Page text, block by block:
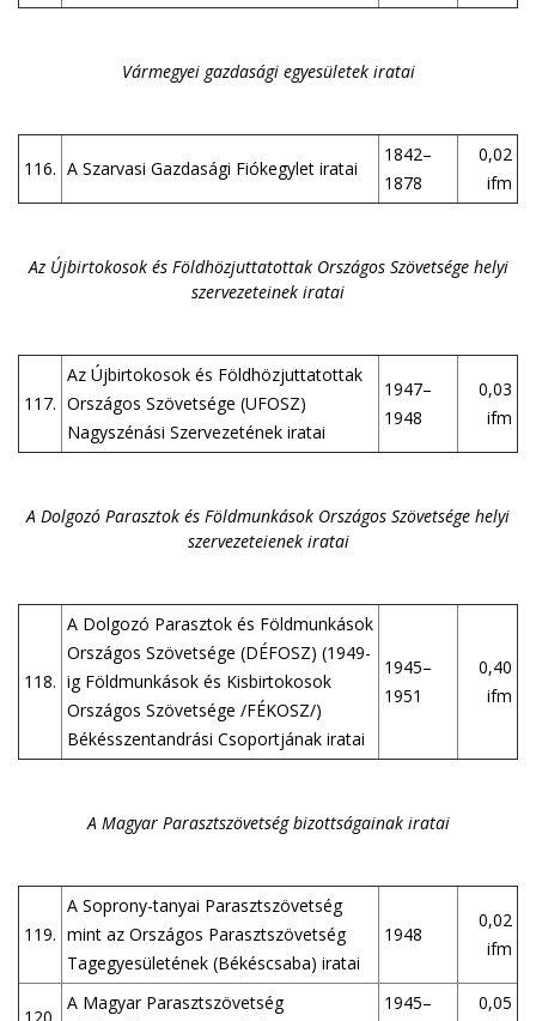
Vármegyei gazdasági egyesületek iratai
116. A Szarvasi Gazdasági Fiókegylet iratai
1842–
1878
0,02
ifm
Az Újbirtokosok és Földhözjuttatottak Országos Szövetsége helyi
szervezeteinek iratai
117.
Az Újbirtokosok és Földhözjuttatottak
Országos Szövetsége (UFOSZ)
Nagyszénási Szervezetének iratai
1947–
1948
0,03
ifm
A Dolgozó Parasztok és Földmunkások Országos Szövetsége helyi
szervezeteienek iratai
118.
A Dolgozó Parasztok és Földmunkások
Országos Szövetsége (DÉFOSZ) (1949-
ig Földmunkások és Kisbirtokosok
Országos Szövetsége /FÉKOSZ/)
Békésszentandrási Csoportjának iratai
1945–
1951
0,40
ifm
A Magyar Parasztszövetség bizottságainak iratai
119.
A Soprony-tanyai Parasztszövetség
mint az Országos Parasztszövetség
Tagegyesületének (Békéscsaba) iratai
1948
0,02
ifm
A Magyar Parasztszövetség
1945–
0,05